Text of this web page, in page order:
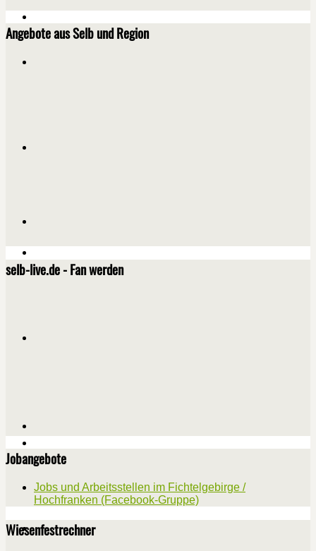
Angebote aus Selb und Region
selb-live.de - Fan werden
Jobangebote
Jobs und Arbeitsstellen im Fichtelgebirge /
Hochfranken (Facebook-Gruppe)
Wiesenfestrechner